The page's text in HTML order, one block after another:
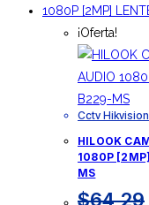
¡Oferta!
Cctv Hikvision
HILOOK
1080P
MS
$64,29